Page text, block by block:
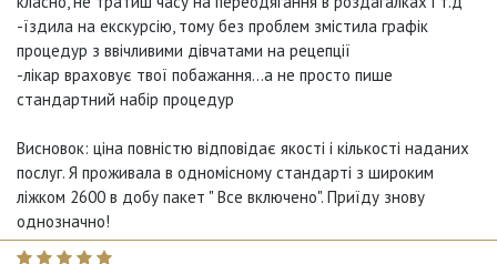
-їздила на екскурсію, тому без проблем змістила графік
процедур з ввічливими дівчатами на рецепції
-лікар враховує твої побажання...а не просто пише
стандартний набір процедур
Висновок: ціна повністю відповідає якості і кількості наданих
послуг. Я проживала в одномісному стандарті з широким
ліжком 2600 в добу пакет " Все включено". Приїду знову
однозначно!